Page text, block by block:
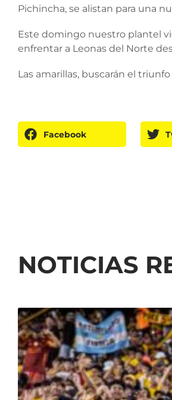
Pichincha, se alistan para una
Este domingo nuestro plantel
enfrentar a Leonas del Norte
Las amarillas, buscarán el
Facebook
NOTICIAS